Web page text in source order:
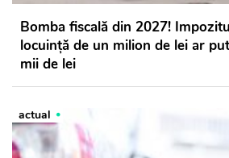
Bomba fiscală din 2027!
locuință de un milion de lei ar
mii de lei
actual